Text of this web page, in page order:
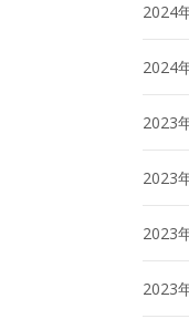
2024
2024
2023
2023
2023
2023